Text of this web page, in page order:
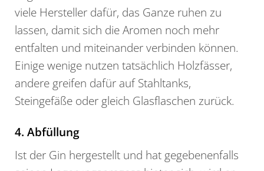
viele Hersteller dafür, das Ganze ruhen zu
lassen, damit sich die Aromen noch mehr
entfalten und miteinander verbinden können.
Einige wenige nutzen tatsächlich Holzfässer,
andere greifen dafür auf Stahltanks,
Steingefäße oder gleich Glasflaschen zurück.
4. Abfüllung
Ist der Gin hergestellt und hat gegebenenfalls